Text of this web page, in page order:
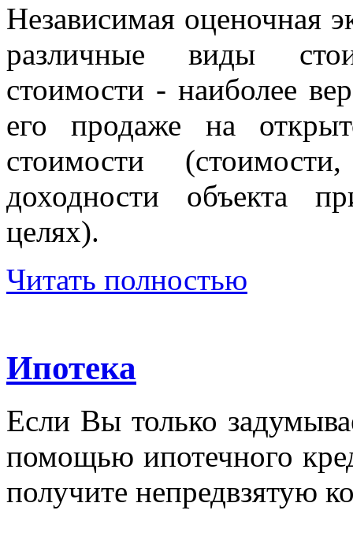
Независимая оценочная
различные виды
стоимости - наиболее
его продаже на
стоимости
доходности объекта
целях).
Читать полностью
Ипотека
Если Вы только
помощью ипотечного
получите непредвзятую